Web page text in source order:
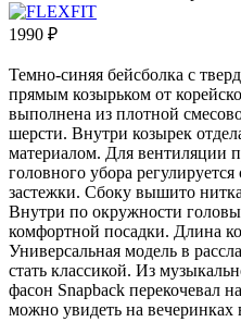
1990 ₽
Темно-синяя бейсболка с
прямым козырьком от
выполнена из плотной
шерсти. Внутри козырек
материалом. Для вентиляции
головного убора
застежки. Сбоку вышито
Внутри по окружности
комфортной посадки. Длина
Универсальная модель в
стать классикой. Из
фасон Snapback перекочевал
можно увидеть на вечеринках